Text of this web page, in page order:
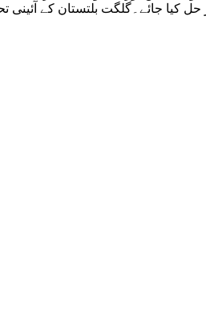
حل کیا جائے۔گلگت بلتستان کے